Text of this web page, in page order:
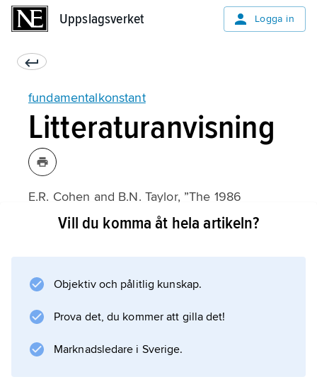
Uppslagsverket Logga in
fundamentalkonstant
Litteraturanvisning
E.R. Cohen and B.N. Taylor, ”The 1986
Adjustment of the Fundamental Constants”,
Information om artikeln
Vill du komma åt hela artikeln?
Objektiv och pålitlig kunskap.
Prova det, du kommer att gilla det!
Marknadsledare i Sverige.